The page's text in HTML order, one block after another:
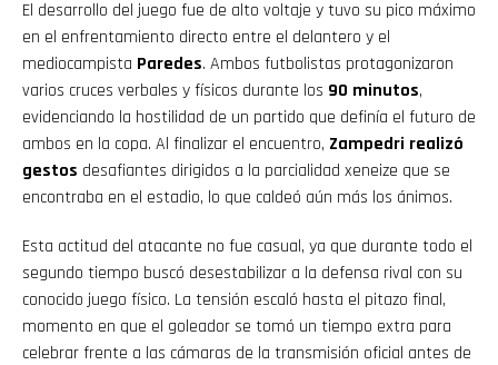
El desarrollo del juego fue de alto voltaje y tuvo su pico máximo
en el enfrentamiento directo entre el delantero y el
mediocampista Paredes. Ambos futbolistas protagonizaron
varios cruces verbales y físicos durante los 90 minutos,
evidenciando la hostilidad de un partido que definía el futuro de
ambos en la copa. Al finalizar el encuentro, Zampedri realizó
gestos desafiantes dirigidos a la parcialidad xeneize que se
encontraba en el estadio, lo que caldeó aún más los ánimos.
Esta actitud del atacante no fue casual, ya que durante todo el
segundo tiempo buscó desestabilizar a la defensa rival con su
conocido juego físico. La tensión escaló hasta el pitazo final,
momento en que el goleador se tomó un tiempo extra para
celebrar frente a las cámaras de la transmisión oficial antes de